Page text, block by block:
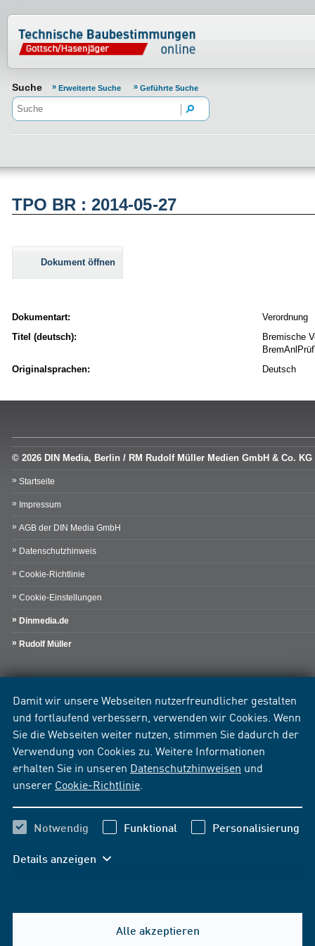
Damit wir unsere Webseiten nutzerfreundlicher gestalten
und fortlaufend verbessern, verwenden wir Cookies. Wenn
Sie die Webseiten weiter nutzen, stimmen Sie dadurch der
Verwendung von Cookies zu. Weitere Informationen
erhalten Sie in unseren Datenschutzhinweisen und
unserer Cookie-Richtlinie
Notwendig Funktional Personalisierung
Details anzeigen
Alle akzeptieren
Normenportal Barrierefreiheit
Suche Erweiterte Suche Geführte Suche
TPO BR : 2014-05-27
Dokument öffnen
Dokumentart:
Verordnung
Titel (deutsch):
Bremische
Originalsprachen:
Deutsch
© 2026 DIN Media, Berlin / RM Rudolf Müller Medien GmbH & Co. KG
Startseite
Impressum
AGB der DIN Media GmbH
Datenschutzhinweis
Cookie-Richtlinie
Cookie-Einstellungen
Dinmedia.de
Rudolf Müller